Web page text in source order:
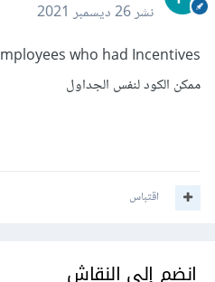
نشر26 ديسمبر 2021
who had Incentives.
ممكن الكود لنفس الجداول
اقتباس
انضم إلى النقاش